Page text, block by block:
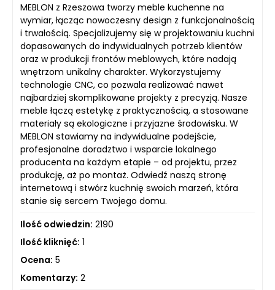
MEBLON z Rzeszowa tworzy meble kuchenne na
wymiar, łącząc nowoczesny design z funkcjonalnością
i trwałością. Specjalizujemy się w projektowaniu kuchni
dopasowanych do indywidualnych potrzeb klientów
oraz w produkcji frontów meblowych, które nadają
wnętrzom unikalny charakter. Wykorzystujemy
technologie CNC, co pozwala realizować nawet
najbardziej skomplikowane projekty z precyzją. Nasze
meble łączą estetykę z praktycznością, a stosowane
materiały są ekologiczne i przyjazne środowisku. W
MEBLON stawiamy na indywidualne podejście,
profesjonalne doradztwo i wsparcie lokalnego
producenta na każdym etapie – od projektu, przez
produkcję, aż po montaż. Odwiedź naszą stronę
internetową i stwórz kuchnię swoich marzeń, która
stanie się sercem Twojego domu.
Ilość odwiedzin: 2190
Ilość kliknięć: 1
Ocena: 5
Komentarzy: 2